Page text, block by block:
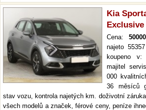
Kia
Exclusive
Cena:
najeto
koupeno
majitel
000
36 měsíců
stav vozu, kontrola najetých km. doživotní
všech modelů a značek, férové ceny, peníze